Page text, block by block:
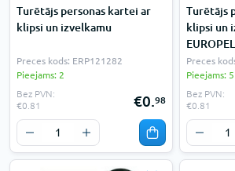
Turētājs personas kartei ar
klipsi un izvelkamu
Preces kods: ERP121282
Pieejams: 2
Bez PVN:
€0.81
€0.98
Turētājs
klipsi un
EUROPEL
Preces
Pieejams: 5
Bez PVN:
€0.81